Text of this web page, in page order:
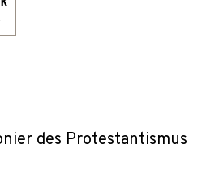
des Protestantismus